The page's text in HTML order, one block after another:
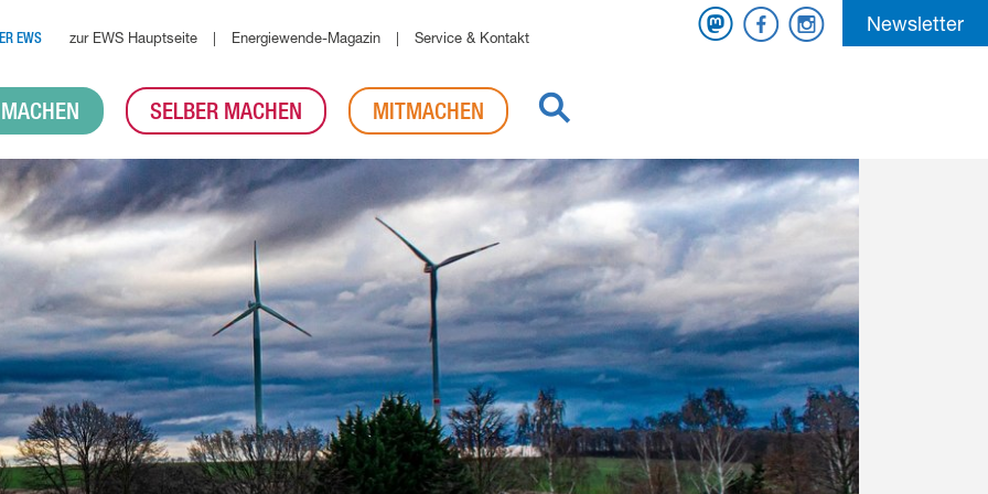
EWS zur EWS Hauptseite Energiewende-Magazin Service & Kontakt
MastodonFacebookInstagramNewsletter
SELBER MACHEN MITMACHEN Suche